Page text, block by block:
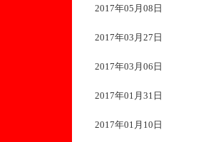
2017年05月08日
2017年03月27日
2017年03月06日
2017年01月31日
2017年01月10日